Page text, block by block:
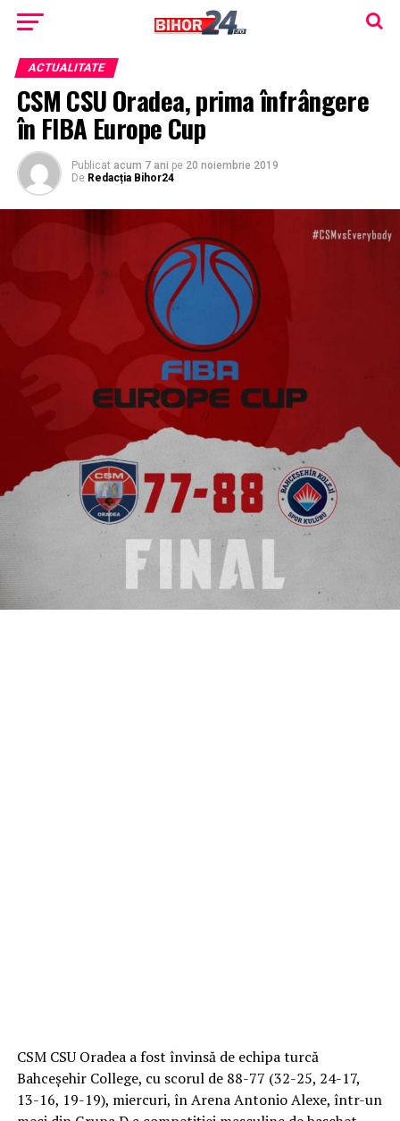
ACTUALITATE
CSM CSU Oradea, prima înfrângere
în FIBA Europe Cup
Publicat acum 7 ani pe 20 noiembrie 2019
De Redacția Bihor24
CSM CSU Oradea a fost învinsă de echipa turcă
Bahceşehir College, cu scorul de 88-77 (32-25, 24-17,
13-16, 19-19), miercuri, în Arena Antonio Alexe, într-un